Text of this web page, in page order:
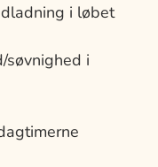
i løbet
i